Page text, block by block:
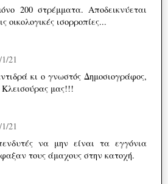
200 στρέμματα. Αποδεικνύεται
οικολογικές ισορροπίες...
1/21
κι ο γνωστός Δημοσιογράφος,
Κλεισούρας μας!!!
21
να μην είναι τα εγγόνια
τους άμαχους στην κατοχή.